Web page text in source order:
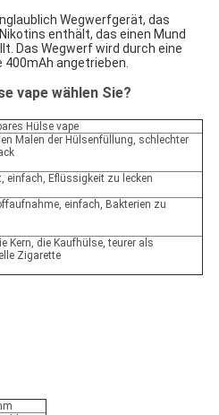
Wegwerfgerät, das
enthält, das einen Mund
Das Wegwerf wird durch eine
angetrieben.
vape wählen Sie?
Hülse vape
Malen der Hülsenfüllung, schlechter
einfach, Eflüssigkeit zu lecken
einfach, Bakterien zu
Kern, die Kaufhülse, teurer als
Zigarette